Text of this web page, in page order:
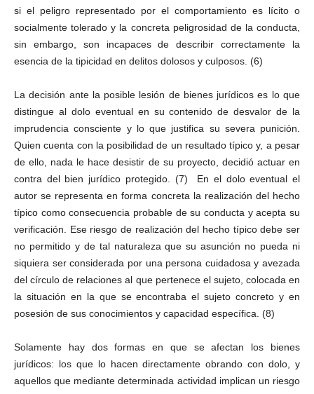
si el peligro representado por el comportamiento es lícito o
socialmente tolerado y la concreta peligrosidad de la conducta,
sin embargo, son incapaces de describir correctamente la
esencia de la tipicidad en delitos dolosos y culposos. (6)
La decisión ante la posible lesión de bienes jurídicos es lo que
distingue al dolo eventual en su contenido de desvalor de la
imprudencia consciente y lo que justifica su severa punición.
Quien cuenta con la posibilidad de un resultado típico y, a pesar
de ello, nada le hace desistir de su proyecto, decidió actuar en
contra del bien jurídico protegido. (7) En el dolo eventual el
autor se representa en forma concreta la realización del hecho
típico como consecuencia probable de su conducta y acepta su
verificación. Ese riesgo de realización del hecho típico debe ser
no permitido y de tal naturaleza que su asunción no pueda ni
siquiera ser considerada por una persona cuidadosa y avezada
del círculo de relaciones al que pertenece el sujeto, colocada en
la situación en la que se encontraba el sujeto concreto y en
posesión de sus conocimientos y capacidad específica. (8)
Solamente hay dos formas en que se afectan los bienes
jurídicos: los que lo hacen directamente obrando con dolo, y
aquellos que mediante determinada actividad implican un riesgo